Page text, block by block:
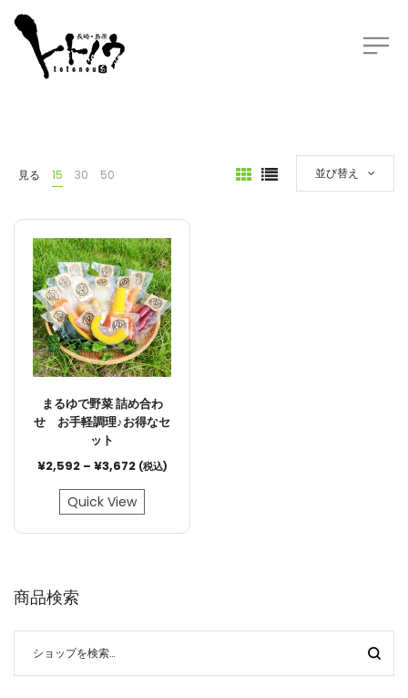
見る 15 30 50 並び替え
まるゆで野菜 詰め合わ
せ お手軽調理♪お得なセ
ット
¥2,592 – ¥3,672 (税込)
Quick View
商品検索